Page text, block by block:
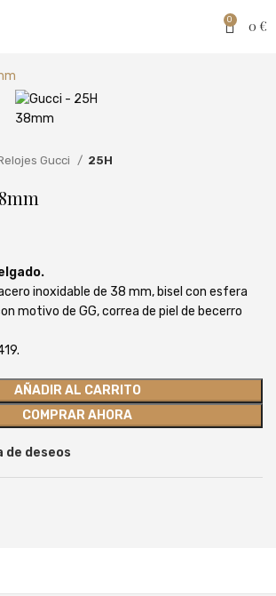
0 0 €
Gucci 25H
inoxidable de 38 mm, bisel con esfera
motivo de GG, correa de piel de becerro
AÑADIR AL CARRITO
COMPRAR AHORA
de deseos